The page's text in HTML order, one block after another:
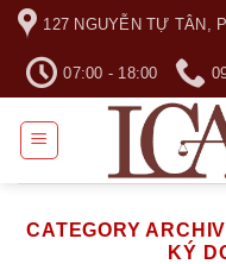
Skip
content
127 NGUYỄN TỰ TÂN,
07:00 - 18:00
CATEGORY
KÝ